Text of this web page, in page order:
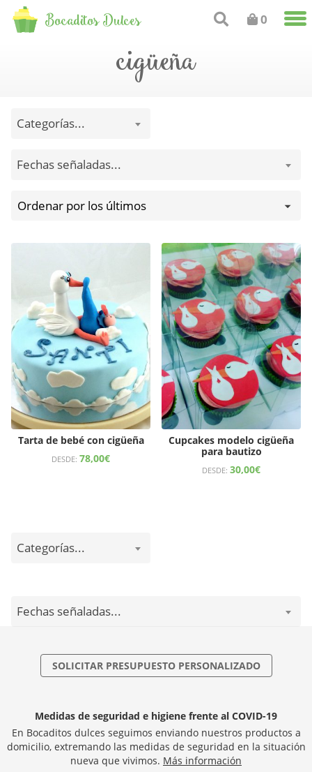
Bocaditos Dulces 0
cigüeña
Categorías...
Fechas señaladas...
Tarta de bebé con cigüeña
DESDE: 78,00€
Cupcakes modelo cigüeña
para bautizo
DESDE: 30,00€
Categorías...
Fechas señaladas...
SOLICITAR PRESUPUESTO PERSONALIZADO
Medidas de seguridad e higiene frente al COVID-19
En Bocaditos dulces seguimos enviando nuestros productos a
domicilio, extremando las medidas de seguridad en la situación
nueva que vivimos. Más información